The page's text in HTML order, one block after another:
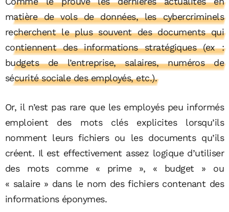
matière de vols de données, les cybercriminels
recherchent le plus souvent des documents qui
contiennent des informations stratégiques (ex :
budgets de l’entreprise, salaires, numéros de
sécurité sociale des employés, etc.).
Or, il n’est pas rare que les employés peu informés
emploient des mots clés explicites lorsqu’ils
nomment leurs fichiers ou les documents qu’ils
créent. Il est effectivement assez logique d’utiliser
des mots comme « prime », « budget » ou
« salaire » dans le nom des fichiers contenant des
informations éponymes.